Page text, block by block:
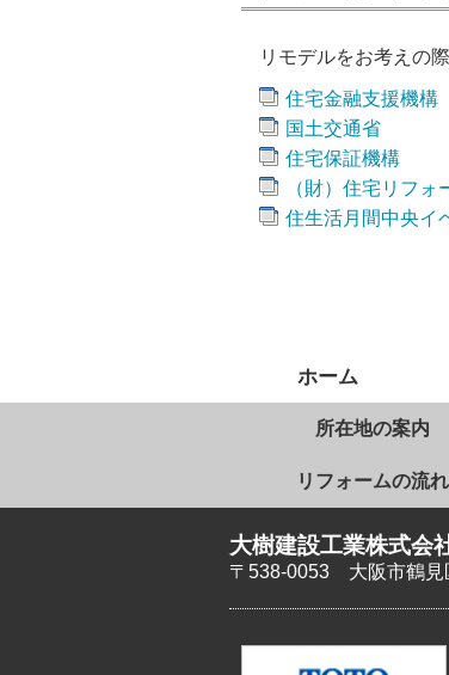
リモデルをお考えの
住宅金融支援機構
国土交通省
住宅保証機構
（財）住宅リフ
住生活月間中央イ
ホーム
所在地の案内
リフォームの流れ
大樹建設工業株式会
〒538-0053 大阪市鶴